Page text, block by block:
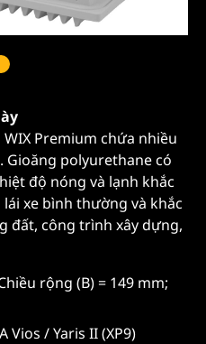
Premium chứa nhiều
Gioăng polyurethane có
độ nóng và lạnh khắc
xe bình thường và khắc
đất, công trình xây dựng,
rộng (B) = 149 mm;
Vios / Yaris II (XP9)